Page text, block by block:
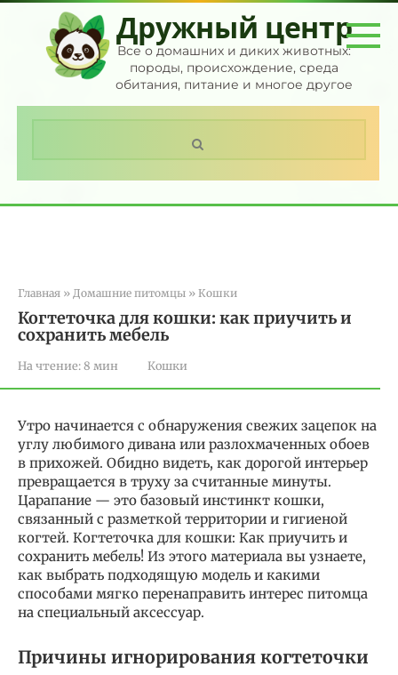
Перейти
контенту
Дружный центр
Все о домашних и диких животных:
породы, происхождение, среда
обитания, питание и многое другое
Главная » Домашние питомцы » Кошки
Когтеточка для кошки: как приучить и
сохранить мебель
На чтение:8 мин Кошки
Утро начинается с обнаружения свежих зацепок на
углу любимого дивана или разлохмаченных обоев
в прихожей. Обидно видеть, как дорогой интерьер
превращается в труху за считанные минуты.
Царапание — это базовый инстинкт кошки,
связанный с разметкой территории и гигиеной
когтей. Когтеточка для кошки: Как приучить и
сохранить мебель! Из этого материала вы узнаете,
как выбрать подходящую модель и какими
способами мягко перенаправить интерес питомца
на специальный аксессуар.
Причины игнорирования когтеточки